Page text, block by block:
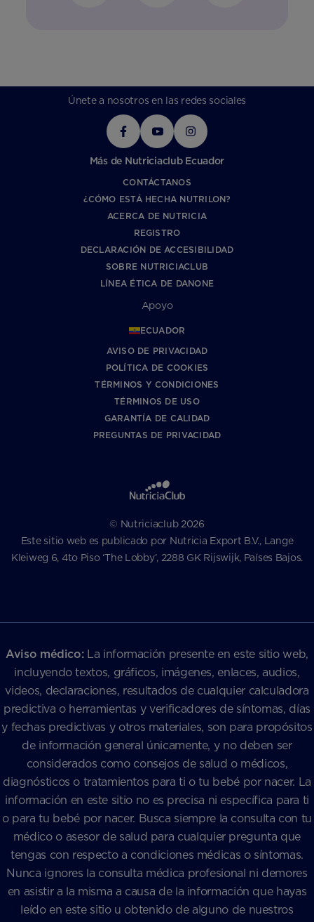
Únete a nosotros en las redes sociales
Más de Nutriciaclub Ecuador
CONTÁCTANOS
¿CÓMO ESTÁ HECHA NUTRILON?
ACERCA DE NUTRICIA
REGISTRO
DECLARACIÓN DE ACCESIBILIDAD
SOBRE NUTRICIACLUB
LÍNEA ÉTICA DE DANONE
Apoyo
ECUADOR
AVISO DE PRIVACIDAD
POLÍTICA DE COOKIES
TÉRMINOS Y CONDICIONES
TÉRMINOS DE USO
GARANTÍA DE CALIDAD
PREGUNTAS DE PRIVACIDAD
© Nutriciaclub 2026
Este sitio web es publicado por Nutricia Export B.V., Lange
Kleiweg 6, 4to Piso ‘The Lobby’, 2288 GK Rijswijk, Países Bajos.
Aviso médico:La información presente en este sitio web,
incluyendo textos, gráficos, imágenes, enlaces, audios,
videos, declaraciones, resultados de cualquier calculadora
predictiva o herramientas y verificadores de síntomas, días
y fechas predictivas y otros materiales, son para propósitos
de información general únicamente, y no deben ser
considerados como consejos de salud o médicos,
diagnósticos o tratamientos para ti o tu bebé por nacer. La
información en este sitio no es precisa ni específica para ti
o para tu bebé por nacer. Busca siempre la consulta con tu
médico o asesor de salud para cualquier pregunta que
tengas con respecto a condiciones médicas o síntomas.
Nunca ignores la consulta médica profesional ni demores
en asistir a la misma a causa de la información que hayas
leído en este sitio u obtenido de alguno de nuestros